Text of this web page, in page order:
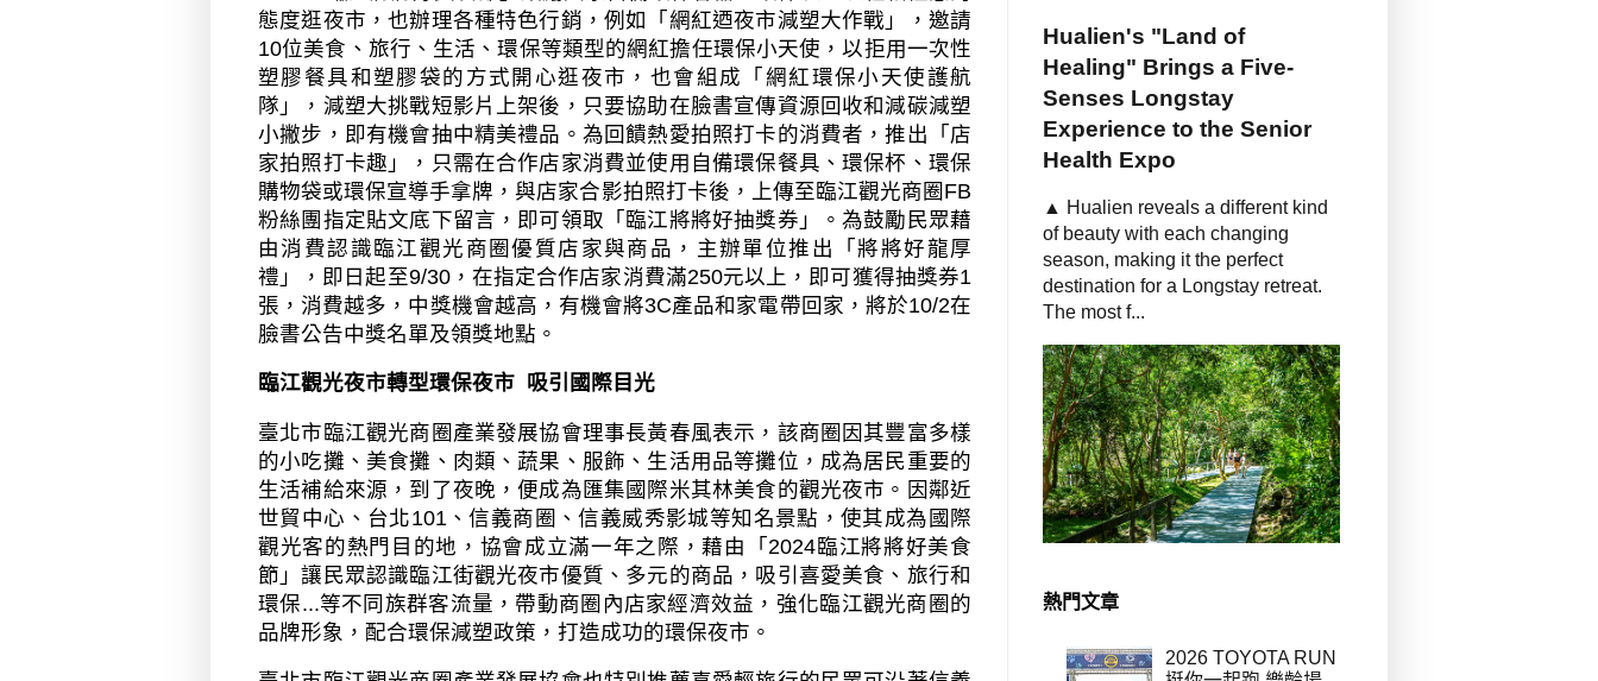
態度逛夜市，也辦理各種特色行銷，例如「網紅迺夜市減塑大作戰」，邀請
10位美食、旅行、生活、環保等類型的網紅擔任環保小天使，以拒用一次性
塑膠餐具和塑膠袋的方式開心逛夜市，也會組成「網紅環保小天使護航
隊」，減塑大挑戰短影片上架後，只要協助在臉書宣傳資源回收和減碳減塑
小撇步，即有機會抽中精美禮品。為回饋熱愛拍照打卡的消費者，推出「店
家拍照打卡趣」，只需在合作店家消費並使用自備環保餐具、環保杯、環保
購物袋或環保宣導手拿牌，與店家合影拍照打卡後，上傳至臨江觀光商圈 FB
粉絲團指定貼文底下留言，即可領取「臨江將將好抽獎券」。為鼓勵民眾藉
由消費認識臨江觀光商圈優質店家與商品，主辦單位推出「將將好龍厚
禮」，即日起至9/30，在指定合作店家消費滿250元以上，即可獲得抽獎券1
張，消費越多，中獎機會越高，有機會將3C產品和家電帶回家，將於10/2在
臉書公告中獎名單及領獎地點。
臨江觀光夜市轉型環保夜市 吸引國際目光
臺北市臨江觀光商圈產業發展協會理事長黃春風表示，該商圈因其豐富多樣
的小吃攤、美食攤、肉類、蔬果、服飾、生活用品等攤位，成為居民重要的
生活補給來源，到了夜晚，便成為匯集國際米其林美食的觀光夜市。因鄰近
世貿中心、台北101 、信義商圈、信義威秀影城等知名景點，使其成為國際
觀光客的熱門目的地，協會成立滿一年之際，藉由「2024臨江將將好美食
節」讓民眾認識臨江街觀光夜市優質、多元的商品，吸引喜愛美食、旅行和
環保...等不同族群客流量，帶動商圈內店家經濟效益，強化臨江觀光商圈的
品牌形象，配合環保減塑政策，打造成功的環保夜市。
Hualien's "Land of
Healing" Brings a Five-
Senses Longstay
Experience to the Senior
Health Expo
▲ Hualien reveals a different kind
of beauty with each changing
season, making it the perfect
destination for a Longstay retreat.
The most f...
熱門文章
2026 TOYOTA RUN